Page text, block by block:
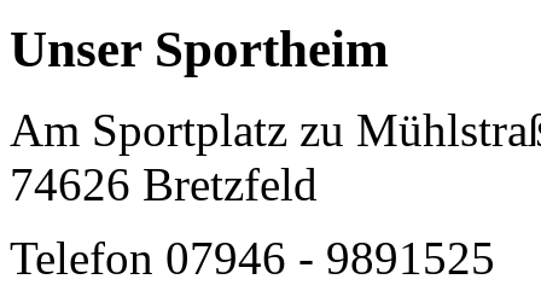
Unser Sportheim
Am Sportplatz zu
74626 Bretzfeld
Telefon 07946 - 9891525